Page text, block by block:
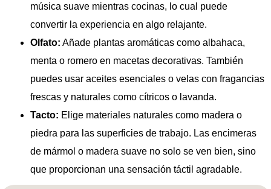
música suave mientras cocinas, lo cual puede
convertir la experiencia en algo relajante.
Olfato: Añade plantas aromáticas como albahaca,
menta o romero en macetas decorativas. También
puedes usar aceites esenciales o velas con fragancias
frescas y naturales como cítricos o lavanda.
Tacto: Elige materiales naturales como madera o
piedra para las superficies de trabajo. Las encimeras
de mármol o madera suave no solo se ven bien, sino
que proporcionan una sensación táctil agradable.